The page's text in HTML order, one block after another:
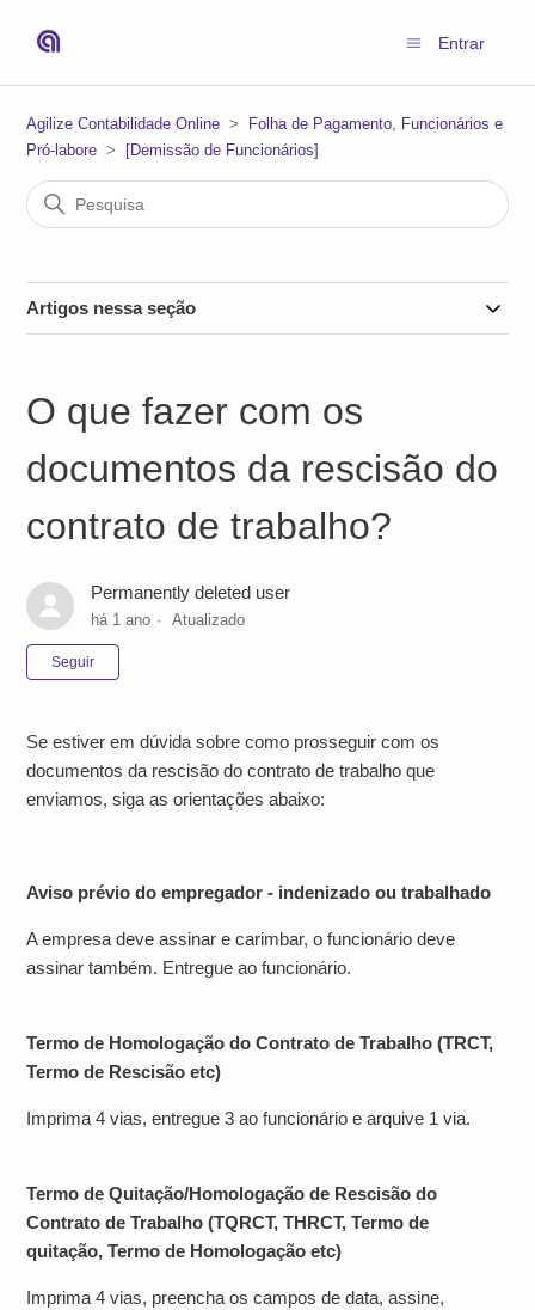
Entrar
Agilize Contabilidade Online
Folha de Pagamento, Funcionários e
Pró-labore
[Demissão de Funcionários]
Artigos nessa seção
O que fazer com os
documentos da rescisão do
contrato de trabalho?
Permanently deleted user
há 1 ano Atualizado
Seguir
Se estiver em dúvida sobre como prosseguir com os
documentos da rescisão do contrato de trabalho que
enviamos, siga as orientações abaixo:
Aviso prévio do empregador - indenizado ou trabalhado
A empresa deve assinar e carimbar, o funcionário deve
assinar também. Entregue ao funcionário.
Termo de Homologação do Contrato de Trabalho (TRCT,
Termo de Rescisão etc)
Imprima 4 vias, entregue 3 ao funcionário e arquive 1 via.
Termo de Quitação/Homologação de Rescisão do
Contrato de Trabalho (TQRCT, THRCT, Termo de
quitação, Termo de Homologação etc)
Imprima 4 vias, preencha os campos de data, assine,